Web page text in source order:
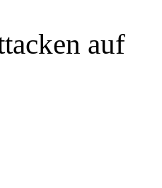
auf